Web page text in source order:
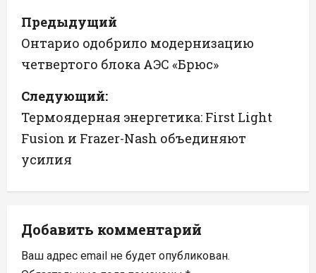
Н
а
в
и
г
а
ц
и
я
Предыдущий
Онтарио одобрило модернизацию
четвертого блока АЭС «Брюс»
Следующий:
Термоядерная энергетика: First Light
Fusion и Frazer-Nash объединяют
усилия
Добавить комментарий
Ваш адрес email не будет опубликован.